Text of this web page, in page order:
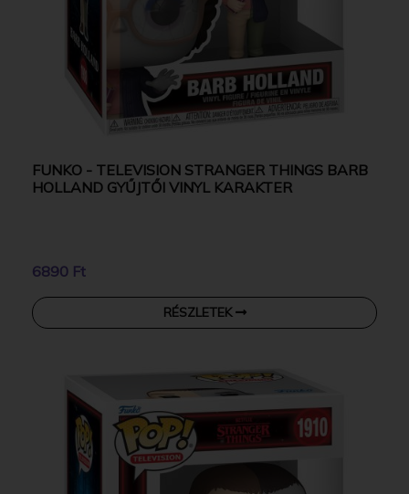
FUNKO - TELEVISION STRANGER THINGS BARB
HOLLAND GYŰJTŐI VINYL KARAKTER
6890 Ft
RÉSZLETEK